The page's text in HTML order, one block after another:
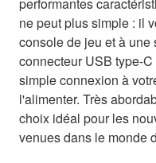
ne peut plus simple : il
console de jeu et à
connecteur USB type-
simple connexion à
l'alimenter. Très
choix idéal pour les
venues dans le monde